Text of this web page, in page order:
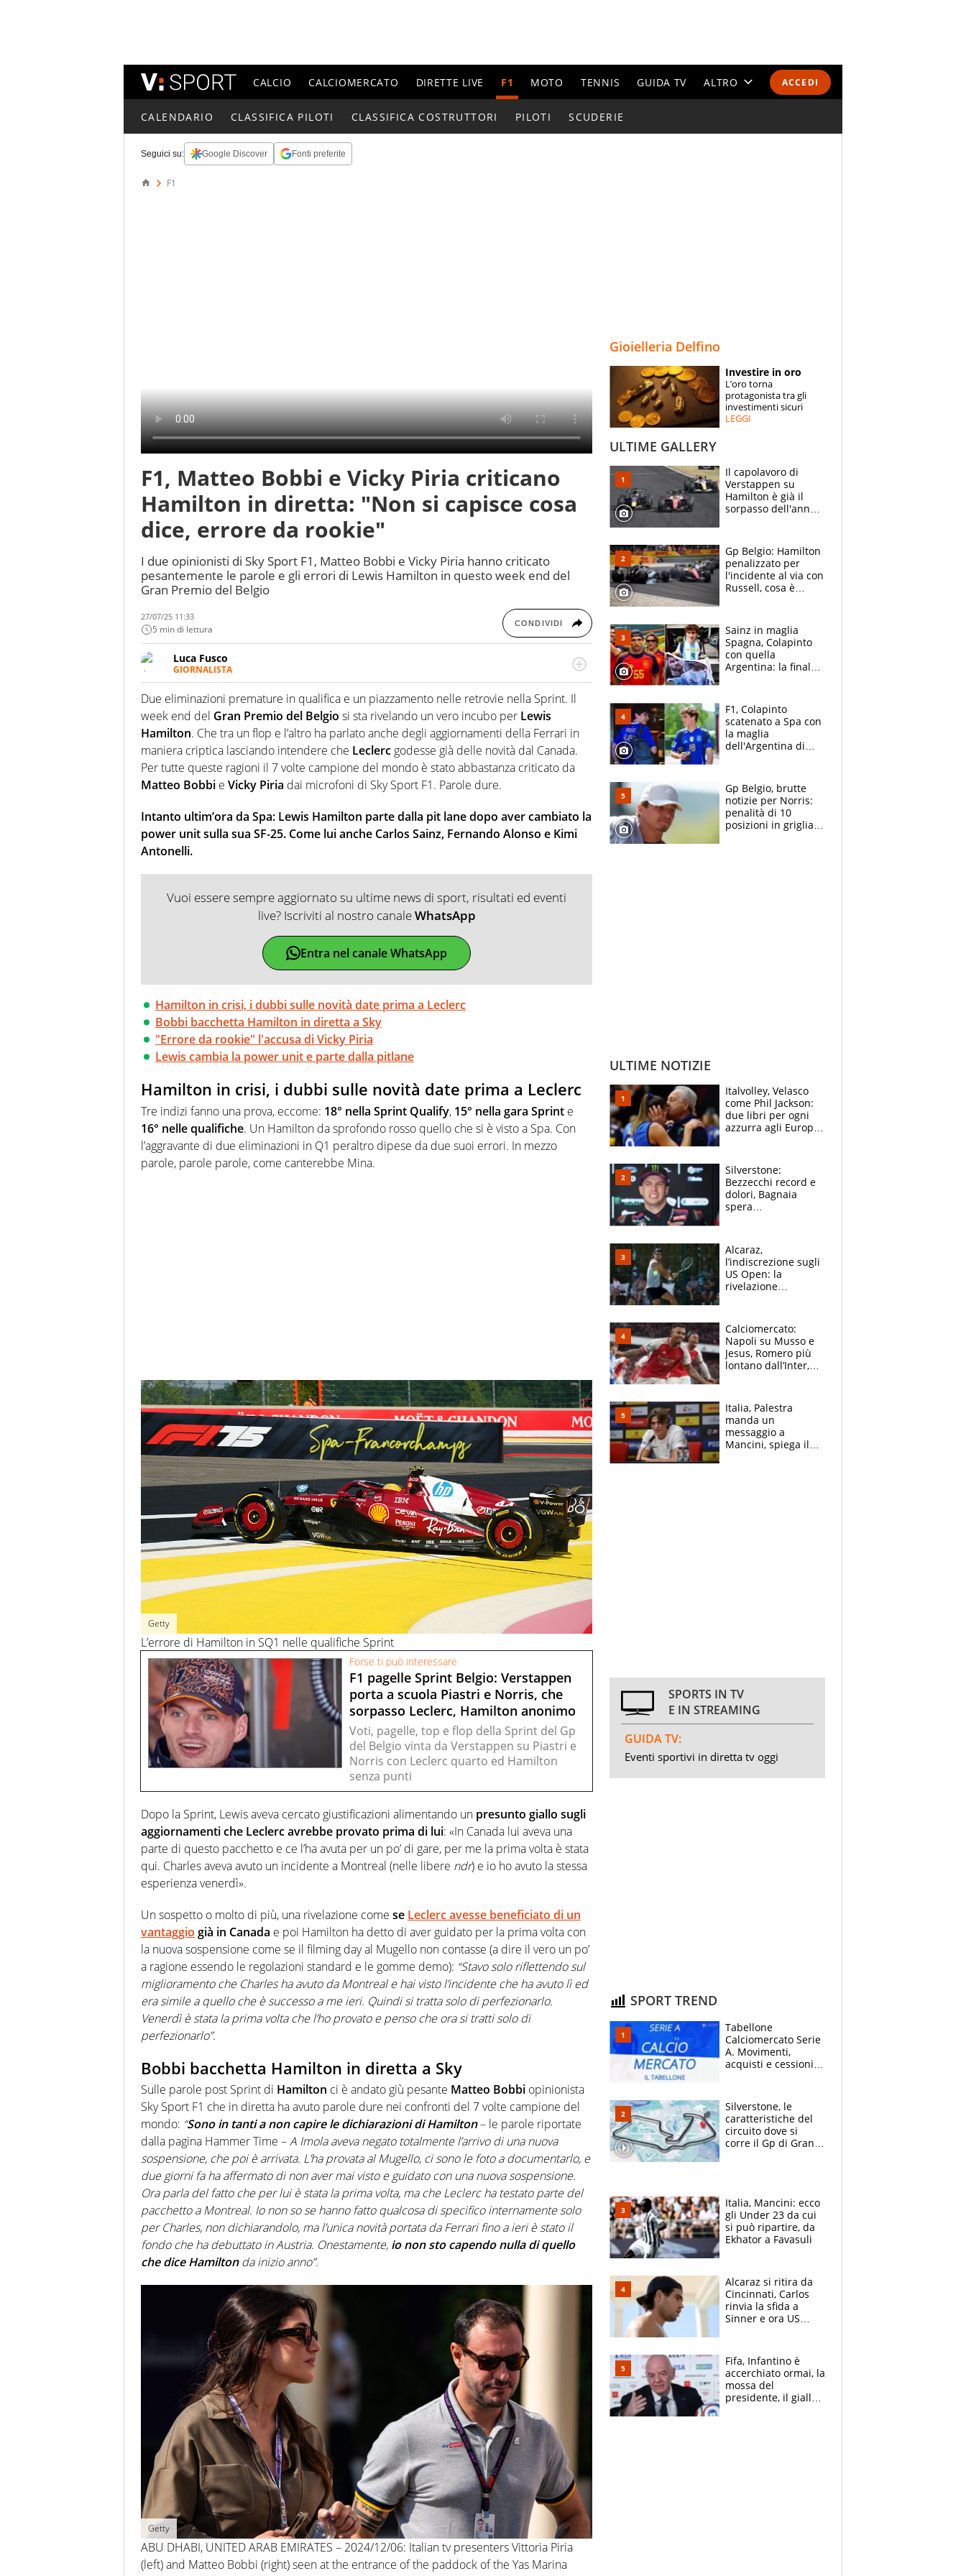
ACCEDI
CALCIO CALCIOMERCATO DIRETTE LIVE F1 MOTO TENNIS GUIDA TV ALTRO
ESPERTI
CONTATTI
CALENDARIO CLASSIFICA PILOTI CLASSIFICA COSTRUTTORI PILOTI SCUDERIE
Seguici su: Google Discover Fonti preferite
F1
F1, Matteo Bobbi e Vicky Piria criticano
Hamilton in diretta: "Non si capisce cosa
dice, errore da rookie"
I due opinionisti di Sky Sport F1, Matteo Bobbi e Vicky Piria hanno criticato
pesantemente le parole e gli errori di Lewis Hamilton in questo week end del
Gran Premio del Belgio
27/07/25 11:33
5 min di lettura CONDIVIDI
Luca Fusco
GIORNALISTA
Giornalista multimediale. Quando si accendono i motori, lui sgasa, impenna, derapa. E
spesso e volentieri finisce sul podio
Due eliminazioni premature in qualifica e un piazzamento nelle retrovie nella Sprint. Il
week end del Gran Premio del Belgio si sta rivelando un vero incubo per Lewis
Hamilton. Che tra un flop e l’altro ha parlato anche degli aggiornamenti della Ferrari in
maniera criptica lasciando intendere che Leclerc godesse già delle novità dal Canada.
Per tutte queste ragioni il 7 volte campione del mondo è stato abbastanza criticato da
Matteo Bobbi e Vicky Piria dai microfoni di Sky Sport F1. Parole dure.
Intanto ultim’ora da Spa: Lewis Hamilton parte dalla pit lane dopo aver cambiato la
power unit sulla sua SF-25. Come lui anche Carlos Sainz, Fernando Alonso e Kimi
Antonelli.
Vuoi essere sempre aggiornato su ultime news di sport, risultati ed eventi
live? Iscriviti al nostro canaleWhatsApp
Entra nel canale WhatsApp
Hamilton in crisi, i dubbi sulle novità date prima a Leclerc
Bobbi bacchetta Hamilton in diretta a Sky
"Errore da rookie" l'accusa di Vicky Piria
Lewis cambia la power unit e parte dalla pitlane
Hamilton in crisi, i dubbi sulle novità date prima a Leclerc
Tre indizi fanno una prova, eccome: 18° nella Sprint Qualify, 15° nella gara Sprint e
16° nelle qualifiche. Un Hamilton da sprofondo rosso quello che si è visto a Spa. Con
l’aggravante di due eliminazioni in Q1 peraltro dipese da due suoi errori. In mezzo
parole, parole parole, come canterebbe Mina.
Getty
L’errore di Hamilton in SQ1 nelle qualifiche Sprint
Forse ti può interessare
F1 pagelle Sprint Belgio: Verstappen
porta a scuola Piastri e Norris, che
sorpasso Leclerc, Hamilton anonimo
Voti, pagelle, top e flop della Sprint del Gp
del Belgio vinta da Verstappen su Piastri e
Norris con Leclerc quarto ed Hamilton
senza punti
Dopo la Sprint, Lewis aveva cercato giustificazioni alimentando un presunto giallo sugli
aggiornamenti che Leclerc avrebbe provato prima di lui: «In Canada lui aveva una
parte di questo pacchetto e ce l’ha avuta per un po’ di gare, per me la prima volta è stata
qui. Charles aveva avuto un incidente a Montreal (nelle libere ndr) e io ho avuto la stessa
esperienza venerdì».
Un sospetto o molto di più, una rivelazione come se Leclerc avesse beneficiato di un
vantaggio già in Canada e poi Hamilton ha detto di aver guidato per la prima volta con
la nuova sospensione come se il filming day al Mugello non contasse (a dire il vero un po’
a ragione essendo le regolazioni standard e le gomme demo): “Stavo solo riflettendo sul
miglioramento che Charles ha avuto da Montreal e hai visto l’incidente che ha avuto lì ed
era simile a quello che è successo a me ieri. Quindi si tratta solo di perfezionarlo.
Venerdì è stata la prima volta che l’ho provato e penso che ora si tratti solo di
perfezionarlo”.
Bobbi bacchetta Hamilton in diretta a Sky
Sulle parole post Sprint di Hamilton ci è andato giù pesante Matteo Bobbi opinionista
Sky Sport F1 che in diretta ha avuto parole dure nei confronti del 7 volte campione del
mondo: “Sono in tanti a non capire le dichiarazioni di Hamilton– le parole riportate
dalla pagina Hammer Time –A Imola aveva negato totalmente l’arrivo di una nuova
sospensione, che poi è arrivata. L’ha provata al Mugello, ci sono le foto a documentarlo, e
due giorni fa ha affermato di non aver mai visto e guidato con una nuova sospensione.
Ora parla del fatto che per lui è stata la prima volta, ma che Leclerc ha testato parte del
pacchetto a Montreal. Io non so se hanno fatto qualcosa di specifico internamente solo
per Charles, non dichiarandolo, ma l’unica novità portata da Ferrari fino a ieri è stato il
fondo che ha debuttato in Austria. Onestamente, io non sto capendo nulla di quello
che dice Hamiltonda inizio anno”.
Getty
ABU DHABI, UNITED ARAB EMIRATES – 2024/12/06: Italian tv presenters Vittoria Piria
(left) and Matteo Bobbi (right) seen at the entrance of the paddock of the Yas Marina
Gioielleria Delfino
Investire in oro
L’oro torna
protagonista tra gli
investimenti sicuri
LEGGI
ULTIME GALLERY
Il capolavoro di
Verstappen su
Hamilton è già il
sorpasso dell'anno:
2021
Gp Belgio: Hamilton
penalizzato per
l'incidente al via con
Russell, cosa è
Sainz in maglia
Spagna, Colapinto
con quella
Argentina: la finale
vede l'ora
F1, Colapinto
scatenato a Spa con
la maglia
dell'Argentina di
le parolacce"
Gp Belgio, brutte
notizie per Norris:
penalità di 10
posizioni in griglia,
ULTIME NOTIZIE
Italvolley, Velasco
come Phil Jackson:
due libri per ogni
azzurra agli Europei.
Silverstone:
Bezzecchi record e
dolori, Bagnaia
spera
e vota Aprilia
Alcaraz,
l’indiscrezione sugli
US Open: la
rivelazione
B. Rune verso la
rinuncia
Calciomercato:
Napoli su Musso e
Jesus, Romero più
lontano dall’Inter,
tabellone
Italia, Palestra
manda un
messaggio a
Mancini, spiega il
SPORTS IN TV
E IN STREAMING
GUIDA TV:
Eventi sportivi in diretta tv oggi
SPORT TREND
Tabellone
Calciomercato Serie
A. Movimenti,
acquisti e cessioni:
Silverstone, le
caratteristiche del
circuito dove si
corre il Gp di Gran
Italia, Mancini: ecco
gli Under 23 da cui
si può ripartire, da
Ekhator a Favasuli
Alcaraz si ritira da
Cincinnati, Carlos
rinvia la sfida a
Sinner e ora US
Fifa, Infantino è
accerchiato ormai, la
mossa del
presidente, il giallo